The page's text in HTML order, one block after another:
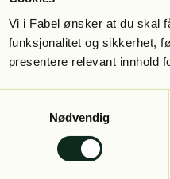
Vi i Fabel ønsker at du skal
funksjonalitet og sikkerhet,
presentere relevant innhold
Nødvendig
Application